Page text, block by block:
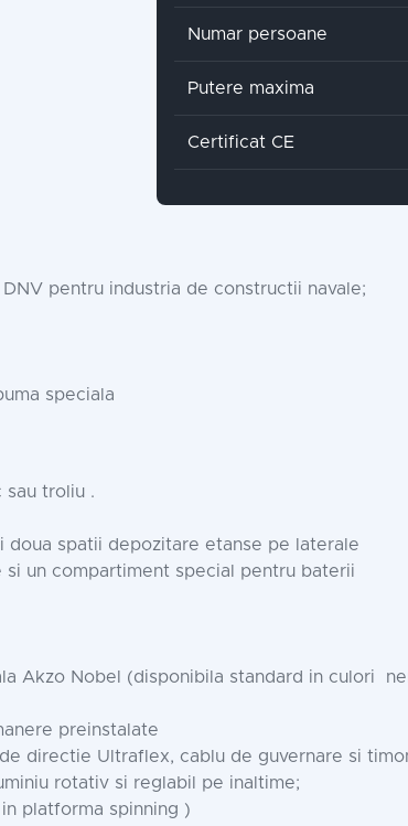
Numar persoane
Putere maxima
Certificat CE
pentru industria de constructii navale;
speciala
troliu .
spatii depozitare etanse pe laterale
un compartiment special pentru baterii
Akzo Nobel (disponibila standard in culori
preinstalate
directie Ultraflex, cablu de guvernare si
rotativ si reglabil pe inaltime;
platforma spinning )